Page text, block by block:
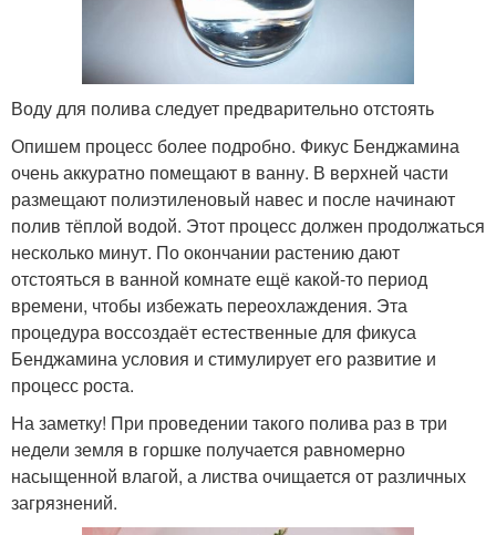
Воду для полива следует предварительно отстоять
Опишем процесс более подробно. Фикус Бенджамина
очень аккуратно помещают в ванну. В верхней части
размещают полиэтиленовый навес и после начинают
полив тёплой водой. Этот процесс должен продолжаться
несколько минут. По окончании растению дают
отстояться в ванной комнате ещё какой-то период
времени, чтобы избежать переохлаждения. Эта
процедура воссоздаёт естественные для фикуса
Бенджамина условия и стимулирует его развитие и
процесс роста.
На заметку! При проведении такого полива раз в три
недели земля в горшке получается равномерно
насыщенной влагой, а листва очищается от различных
загрязнений.